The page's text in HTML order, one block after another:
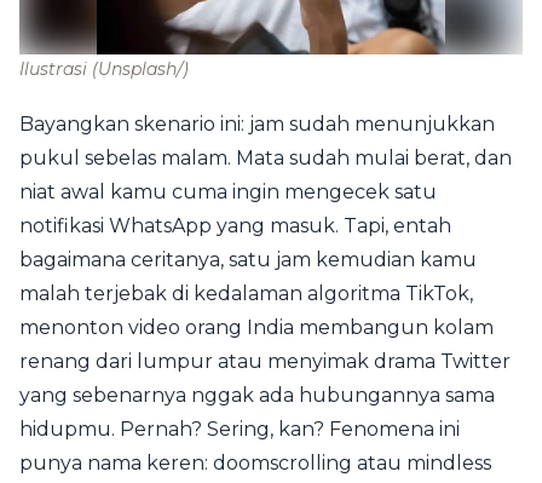
Ilustrasi (Unsplash/)
Bayangkan skenario ini: jam sudah menunjukkan
pukul sebelas malam. Mata sudah mulai berat, dan
niat awal kamu cuma ingin mengecek satu
notifikasi WhatsApp yang masuk. Tapi, entah
bagaimana ceritanya, satu jam kemudian kamu
malah terjebak di kedalaman algoritma TikTok,
menonton video orang India membangun kolam
renang dari lumpur atau menyimak drama Twitter
yang sebenarnya nggak ada hubungannya sama
hidupmu. Pernah? Sering, kan? Fenomena ini
punya nama keren: doomscrolling atau mindless